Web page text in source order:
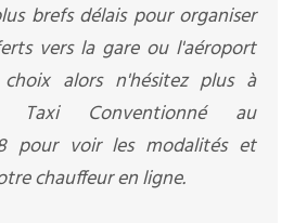
brefs délais pour organiser
vers la gare ou l'aéroport
alors n'hésitez plus à
Taxi Conventionné au
pour voir les modalités et
chauffeur en ligne.